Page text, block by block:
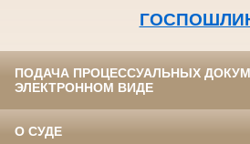
ПОДАЧА ПРОЦЕССУАЛЬНЫХ
ЭЛЕКТРОННОМ ВИДЕ
О СУДЕ